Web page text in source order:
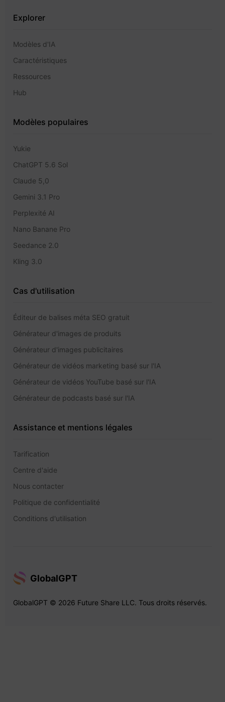
Explorer
Modèles d'IA
Caractéristiques
Ressources
Hub
Modèles populaires
Yukie
ChatGPT 5.6 Sol
Claude 5,0
Gemini 3.1 Pro
Perplexité AI
Nano Banane Pro
Seedance 2.0
Kling 3.0
Cas d'utilisation
Éditeur de balises méta SEO gratuit
Générateur d'images de produits
Générateur d'images publicitaires
Générateur de vidéos marketing basé sur l'IA
Générateur de vidéos YouTube basé sur l'IA
Générateur de podcasts basé sur l'IA
Assistance et mentions légales
Tarification
Centre d'aide
Nous contacter
Politique de confidentialité
Conditions d'utilisation
GlobalGPT
GlobalGPT © 2026 Future Share LLC. Tous droits réservés.